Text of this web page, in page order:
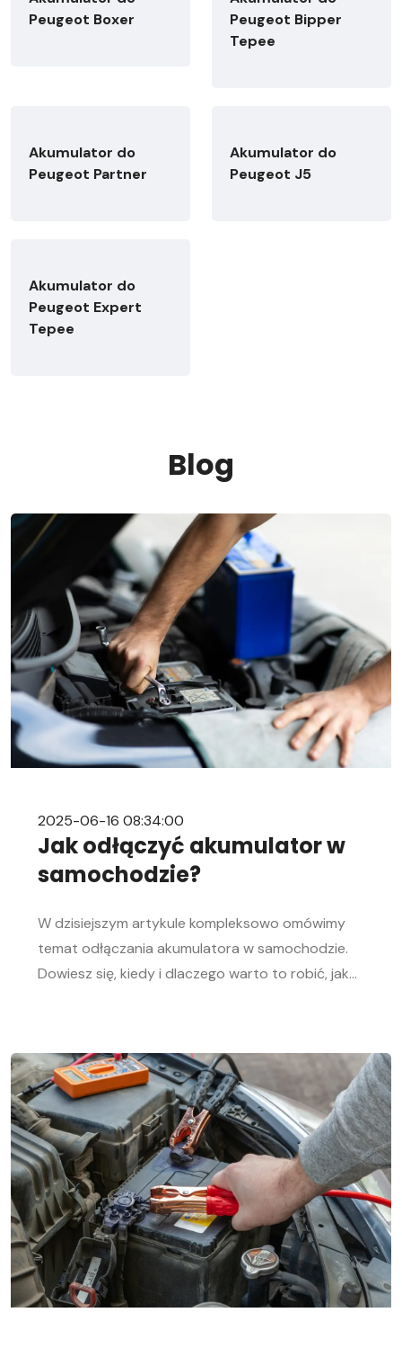
Peugeot Boxer
Peugeot Bipper
Tepee
Akumulator do
Peugeot Partner
Akumulator do
Peugeot J5
Akumulator do
Peugeot Expert
Tepee
Blog
2025-06-16 08:34:00
Jak odłączyć akumulator w
samochodzie?
W dzisiejszym artykule kompleksowo omówimy
temat odłączania akumulatora w samochodzie.
Dowiesz się, kiedy i dlaczego warto to robić, jak
pomoże Ci sprawnie przeprowadzić tę czynność,
niezależnie od Twojego doświadczenia w
mechanice samochodowej. Objawy
rozładowanego akumulatora Rozładowanie
akumulatora w aucie to problem, którego żaden
kierowca […]